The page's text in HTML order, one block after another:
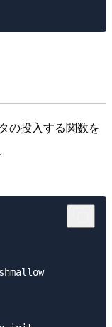
の投入する関数を